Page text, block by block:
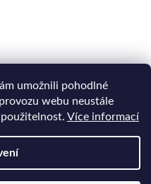
umožnili pohodlné
webu neustále
Více informací